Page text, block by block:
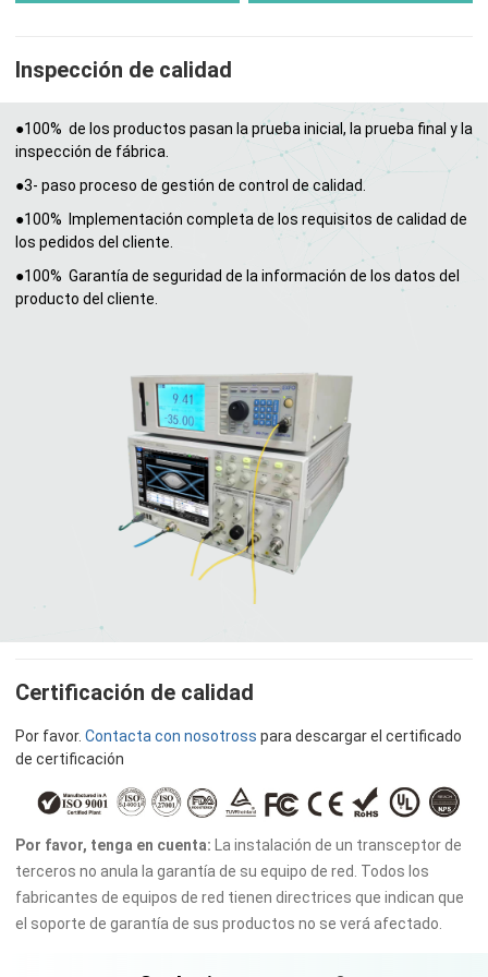
Inspección de calidad
●100% de los productos pasan la prueba inicial, la prueba final y la
inspección de fábrica.
●3- paso proceso de gestión de control de calidad.
●100% Implementación completa de los requisitos de calidad de
los pedidos del cliente.
●100% Garantía de seguridad de la información de los datos del
producto del cliente.
Certificación de calidad
Por favor. Contacta con nosotross para descargar el certificado
de certificación
Por favor, tenga en cuenta:
La instalación de un transceptor de
terceros no anula la garantía de su equipo de red. Todos los
fabricantes de equipos de red tienen directrices que indican que
el soporte de garantía de sus productos no se verá afectado.